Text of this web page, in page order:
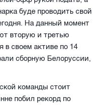
буде проводить свой
На данный момент
вторую и третью
в своем активе по 14
сборную Белоруссии,
команды стоит
побил рекорд по